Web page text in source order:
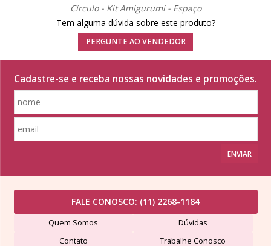
Círculo - Kit Amigurumi - Espaço
Tem alguma dúvida sobre este produto?
PERGUNTE AO VENDEDOR
Cadastre-se e receba nossas novidades e promoções.
ENVIAR
FALE CONOSCO: (11) 2268-1184
Quem Somos
Dúvidas
Contato
Trabalhe Conosco